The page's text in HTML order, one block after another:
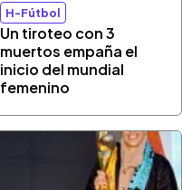
H-Fútbol
Un tiroteo con 3
muertos empaña el
inicio del mundial
femenino